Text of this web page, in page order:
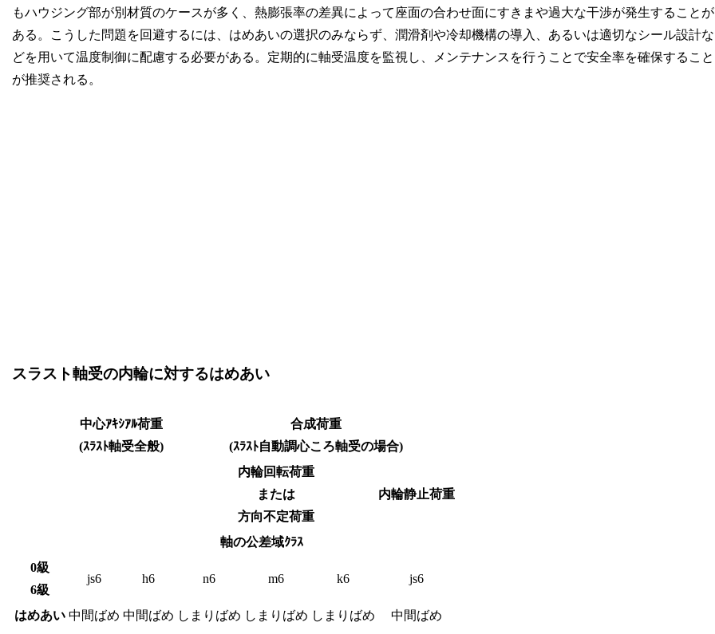
もハウジング部が別材質のケースが多く、熱膨張率の差異によって座面の合わせ面にすきまや過大な干渉が発生することが
ある。こうした問題を回避するには、はめあいの選択のみならず、潤滑剤や冷却機構の導入、あるいは適切なシール設計な
どを用いて温度制御に配慮する必要がある。定期的に軸受温度を監視し、メンテナンスを行うことで安全率を確保すること
が推奨される。
スラスト軸受の内輪に対するはめあい
中心ｱｷｼｱﾙ荷重
(ｽﾗｽﾄ軸受全般)
合成荷重
(ｽﾗｽﾄ自動調心ころ軸受の場合)
内輪回転荷重
または
方向不定荷重
内輪静止荷重
軸の公差域ｸﾗｽ
0級
6級
js6 h6 n6 m6 k6 js6
はめあい 中間ばめ 中間ばめ しまりばめ しまりばめ しまりばめ 中間ばめ